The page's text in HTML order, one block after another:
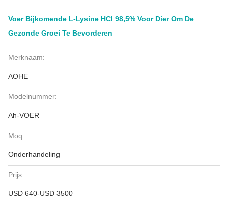
Voer Bijkomende L-Lysine HCl 98,5% Voor Dier Om De
Gezonde Groei Te Bevorderen
Merknaam:
AOHE
Modelnummer:
Ah-VOER
Moq:
Onderhandeling
Prijs:
USD 640-USD 3500